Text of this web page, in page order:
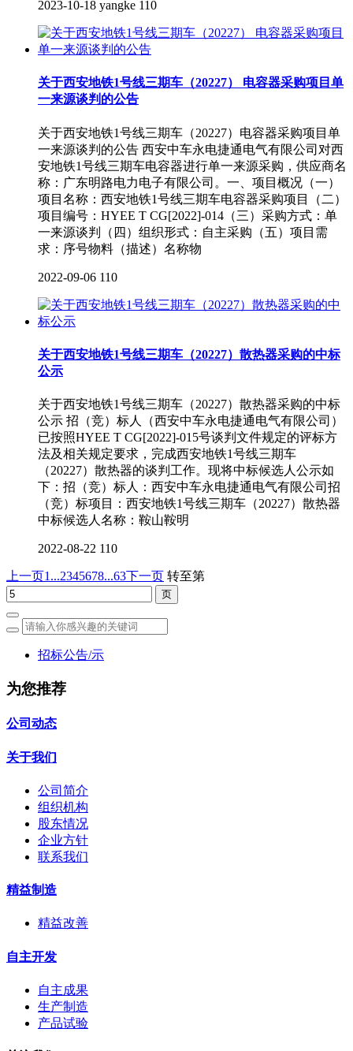
2023-10-18 yangke 110
关于西安地铁1号线三期车（20227） 电容器采购项目单
一来源谈判的公告
关于西安地铁1号线三期车（20227）电容器采购项目单
一来源谈判的公告 西安中车永电捷通电气有限公司对西
安地铁1号线三期车电容器进行单一来源采购，供应商名
称：广东明路电力电子有限公司。一、项目概况（一）
项目名称：西安地铁1号线三期车电容器采购项目（二）
项目编号：HYEE T CG[2022]-014（三）采购方式：单
一来源谈判（四）组织形式：自主采购（五）项目需
求：序号物料（描述）名称物
2022-09-06 110
关于西安地铁1号线三期车（20227）散热器采购的中标
公示
关于西安地铁1号线三期车（20227）散热器采购的中标
公示 招（竞）标人（西安中车永电捷通电气有限公司）
已按照HYEE T CG[2022]-015号谈判文件规定的评标方
法及相关规定要求，完成西安地铁1号线三期车
（20227）散热器的谈判工作。现将中标候选人公示如
下：招（竞）标人：西安中车永电捷通电气有限公司招
（竞）标项目：西安地铁1号线三期车（20227）散热器
中标候选人名称：鞍山鞍明
2022-08-22 110
上一页1...2345678...63下一页 转至第
招标公告/示
为您推荐
公司动态
关于我们
公司简介
组织机构
股东情况
企业方针
联系我们
精益制造
精益改善
自主开发
自主成果
生产制造
产品试验